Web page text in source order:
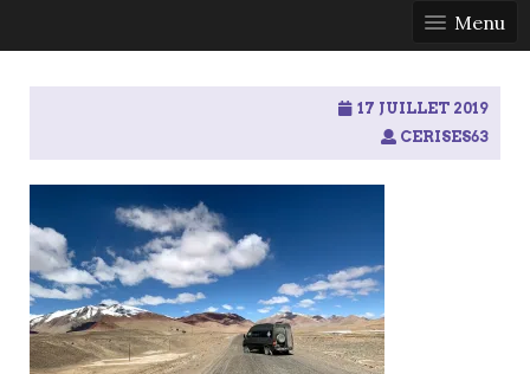
Menu
17 JUILLET 2019
CERISES63